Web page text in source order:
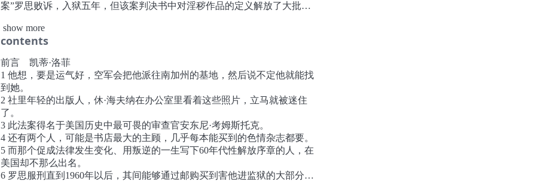
案”罗思败诉，入狱五年，但该案判决书中对淫秽作品的定义解放了大批步
1953年，退伍军人休·海夫纳在芝加哥自己的厨房桌上组稿、编辑，推出了
《花花公子》创刊号，后来迅速成为美国销量增长最快的杂志；1957年，
威廉·马斯特斯和弗吉尼亚·约翰逊开始用自制的“性交机器”来研究性满足的
秘密；1968年，约翰·威廉森和他的妻子芭芭拉·克拉默创办了自由性爱的砂
岩俱乐部；1973年，一位计划描绘美国性开放和中产阶级色情消费主义盛
行的作家盖伊·特立斯走入了纽约住所附近的一家按摩院，花15美元“享
受”了一次服务，并这样开启了自己的性爱奥德赛……
1981年首次出版，《邻人之妻》就以其对美国性行为和性癖好写实的描写
而震慑了美国社会。特立斯以奇迹般的新闻勇气和技艺，向我们展示了一
个建基在新的道德基础上的新世界，带领我们领略了花花公子宅邸、最高
法院、按摩院的后院与温床，展现了色情产业、群交文化的兴起，相应的
对抗淫秽色情的法律努力，以及普通人的性心理和性观念。虽然话题涉及
下半身，但特立斯的写法并不轻佻，这本书彻底改变了美国人看待自身的
show more
contents
前言 凯蒂·洛菲
1 他想，要是运气好，空军会把他派往南加州的基地，然后说不定他就能找
到她。
2 社里年轻的出版人，休·海夫纳在办公室里看着这些照片，立马就被迷住
了。
3 此法案得名于美国历史中最可畏的审查官安东尼·考姆斯托克。
4 还有两个人，可能是书店最大的主顾，几乎每本能买到的色情杂志都要。
5 而那个促成法律发生变化、用叛逆的一生写下60年代性解放序章的人，在
美国却不那么出名。
6 罗思服刑直到1960年以后，其间能够通过邮购买到害他进监狱的大部分作